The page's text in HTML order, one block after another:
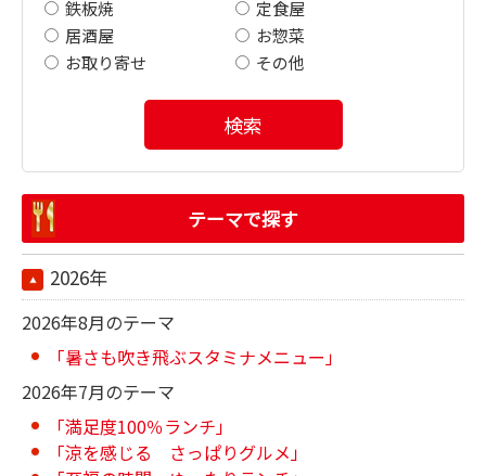
鉄板焼
定食屋
居酒屋
お惣菜
お取り寄せ
その他
検索
テーマで探す
2026年
2026年8月のテーマ
「暑さも吹き飛ぶスタミナメニュー」
2026年7月のテーマ
「満足度100％ランチ」
「涼を感じる さっぱりグルメ」